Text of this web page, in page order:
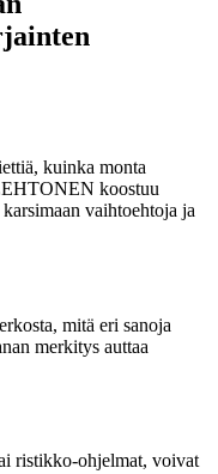
kuinka monta
koostuu
vaihtoehtoja ja
mitä eri sanoja
merkitys auttaa
ristikko-ohjelmat, voivat